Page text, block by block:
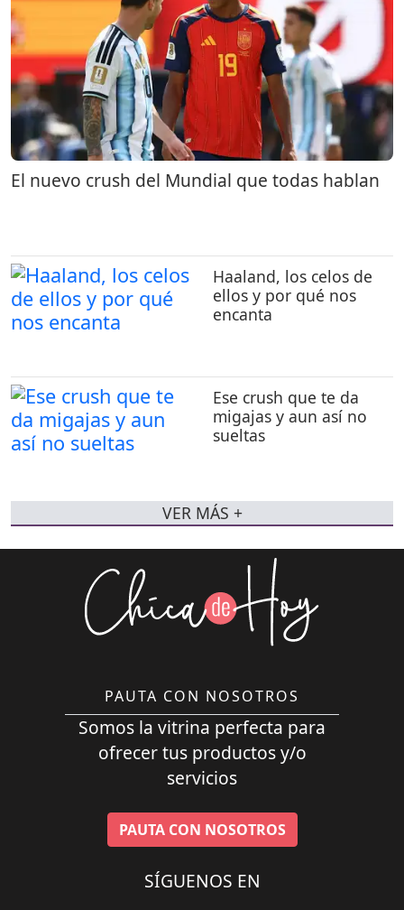
El nuevo crush del Mundial que todas hablan
Haaland, los celos de
ellos y por qué nos
encanta
Ese crush que te da
migajas y aun así no
sueltas
VER MÁS +
PAUTA CON NOSOTROS
Somos la vitrina perfecta para
ofrecer tus productos y/o
servicios
PAUTA CON NOSOTROS
SÍGUENOS EN